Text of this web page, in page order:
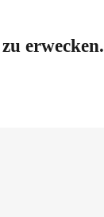
erwecken.